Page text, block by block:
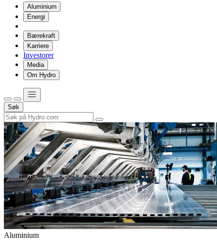
Aluminium
Energi
Bærekraft
Karriere
Investorer
Media
Om Hydro
Søk
Aluminium